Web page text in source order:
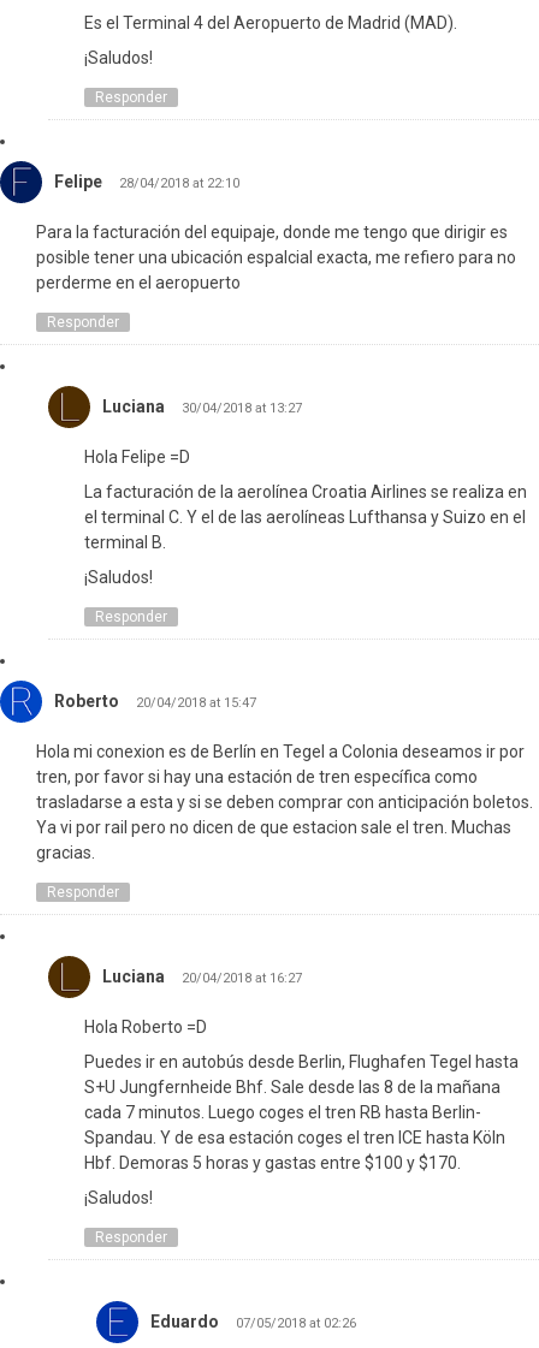
Es el Terminal 4 del Aeropuerto de Madrid (MAD).
¡Saludos!
Responder
Felipe 28/04/2018 at 22:10
Para la facturación del equipaje, donde me tengo que dirigir es
posible tener una ubicación espalcial exacta, me refiero para no
perderme en el aeropuerto
Responder
Luciana 30/04/2018 at 13:27
Hola Felipe =D
La facturación de la aerolínea Croatia Airlines se realiza en
el terminal C. Y el de las aerolíneas Lufthansa y Suizo en el
terminal B.
¡Saludos!
Responder
Roberto 20/04/2018 at 15:47
Hola mi conexion es de Berlín en Tegel a Colonia deseamos ir por
tren, por favor si hay una estación de tren específica como
trasladarse a esta y si se deben comprar con anticipación boletos.
Ya vi por rail pero no dicen de que estacion sale el tren. Muchas
gracias.
Responder
Luciana 20/04/2018 at 16:27
Hola Roberto =D
Puedes ir en autobús desde Berlin, Flughafen Tegel hasta
S+U Jungfernheide Bhf. Sale desde las 8 de la mañana
cada 7 minutos. Luego coges el tren RB hasta Berlin-
Spandau. Y de esa estación coges el tren ICE hasta Köln
Hbf. Demoras 5 horas y gastas entre $100 y $170.
¡Saludos!
Responder
Eduardo 07/05/2018 at 02:26